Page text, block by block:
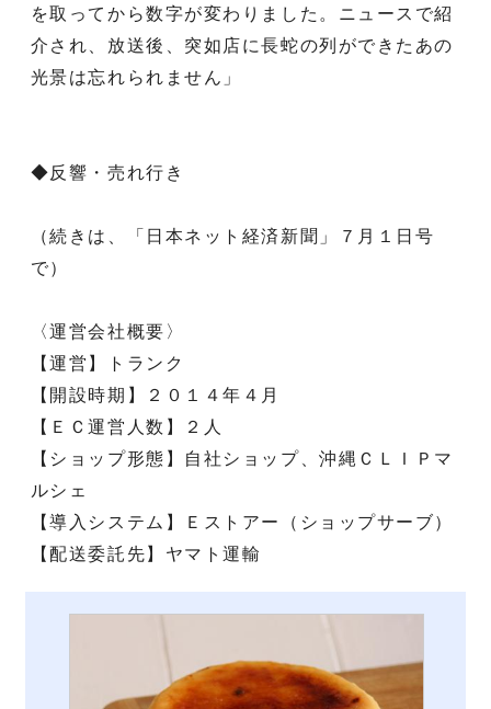
を取ってから数字が変わりました。ニュースで紹
介され、放送後、突如店に長蛇の列ができたあの
光景は忘れられません」
◆反響・売れ行き
（続きは、「日本ネット経済新聞」７月１日号
で）
〈運営会社概要〉
【運営】トランク
【開設時期】２０１４年４月
【ＥＣ運営人数】２人
【ショップ形態】自社ショップ、沖縄ＣＬＩＰマ
ルシェ
【導入システム】Ｅストアー（ショップサーブ）
【配送委託先】ヤマト運輸